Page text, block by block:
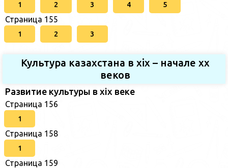
1 2 3 4 5
Страница 155
1 2 3
Культура казахстана в xix – начале хх
веков
Развитие культуры в xix веке
Страница 156
1
Страница 158
1
Страница 159